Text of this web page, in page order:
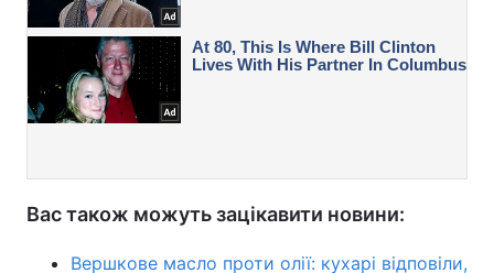
Вас також можуть зацікавити новини:
Вершкове масло проти олії: кухарі відповіли,